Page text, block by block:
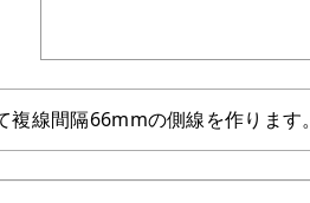
線間隔66mmの側線を作ります